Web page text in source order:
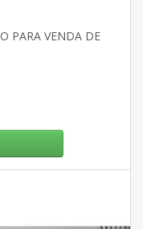
PARA VENDA DE